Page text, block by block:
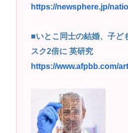
https://newsphere.jp/
■いとこ同士の結婚、子ど
スク2倍に 英研究
https://www.afpbb.com/